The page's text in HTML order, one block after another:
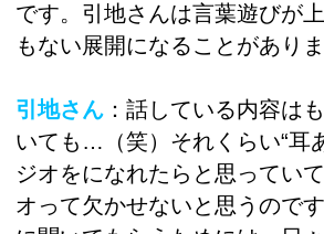
です。引地さんは言葉遊びが
もない展開になることがありま
引地さん ：話している内容は
いても…（笑）それくらい“耳
ジオをになれたらと思ってい
オって欠かせないと思うので